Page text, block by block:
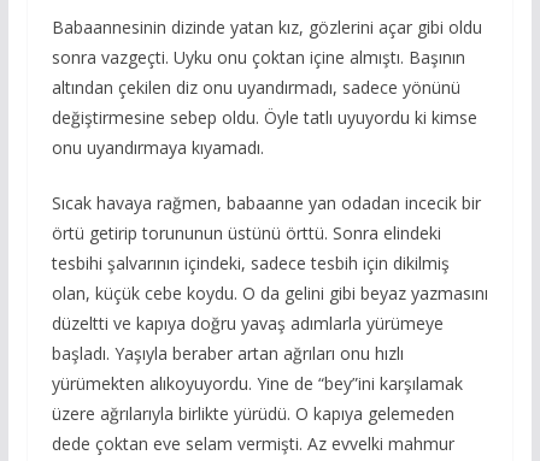
Babaannesinin dizinde yatan kız, gözlerini açar gibi oldu
sonra vazgeçti. Uyku onu çoktan içine almıştı. Başının
altından çekilen diz onu uyandırmadı, sadece yönünü
değiştirmesine sebep oldu. Öyle tatlı uyuyordu ki kimse
onu uyandırmaya kıyamadı.
Sıcak havaya rağmen, babaanne yan odadan incecik bir
örtü getirip torununun üstünü örttü. Sonra elindeki
tesbihi şalvarının içindeki, sadece tesbih için dikilmiş
olan, küçük cebe koydu. O da gelini gibi beyaz yazmasını
düzeltti ve kapıya doğru yavaş adımlarla yürümeye
başladı. Yaşıyla beraber artan ağrıları onu hızlı
yürümekten alıkoyuyordu. Yine de “bey”ini karşılamak
üzere ağrılarıyla birlikte yürüdü. O kapıya gelemeden
dede çoktan eve selam vermişti. Az evvelki mahmur